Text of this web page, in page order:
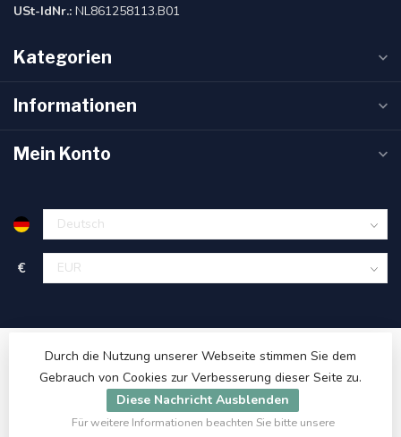
USt-IdNr.: NL861258113.B01
Kategorien
Informationen
Mein Konto
€
Durch die Nutzung unserer Webseite stimmen Sie dem
Gebrauch von Cookies zur Verbesserung dieser Seite zu.
Diese Nachricht Ausblenden
Für weitere Informationen beachten Sie bitte unsere